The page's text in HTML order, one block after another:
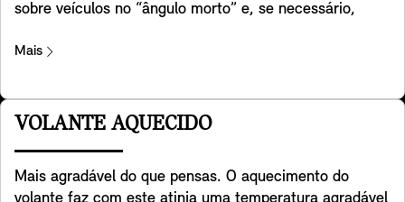
sobre veículos no “ângulo morto” e, se necessário,
faixa de rodagem. Além disso, ajuda a detetar o tráfego
atrás com o teu MINI. Também ajuda a evitar colisões
traseiras, por exemplo, avisando o tráfego que se
avisa-te quando abres a porta para sair do teu MINI,
Mais
VOLANTE AQUECIDO
Mais agradável do que pensas. O aquecimento do